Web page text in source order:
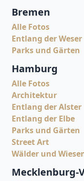
Bremen
Alle Fotos
Entlang der Weser
Parks und Gärten
Hamburg
Alle Fotos
Architektur
Entlang der Alster
Entlang der Elbe
Parks und Gärten
Street Art
Wälder und
Mecklenburg-